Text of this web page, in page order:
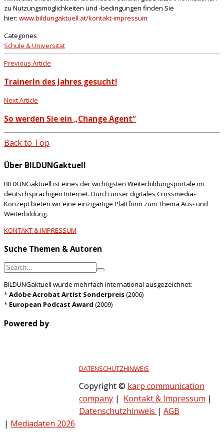
zu Nutzungsmöglichkeiten und -bedingungen finden Sie
hier: www.bildungaktuell.at/kontakt-impressum
Categories
Schule & Universität
Previous Article
TrainerIn des Jahres gesucht!
Next Article
So werden Sie ein „Change Agent“
Back to Top
Über BILDUNGaktuell
BILDUNGaktuell ist eines der wichtigsten Weiterbildungsportale im
deutschsprachigen Internet. Durch unser digitales Crossmedia-
Konzept bieten wir eine einzigartige Plattform zum Thema Aus- und
Weiterbildung.
KONTAKT & IMPRESSUM
Suche Themen & Autoren
BILDUNGaktuell wurde mehrfach international ausgezeichnet:
*Adobe Acrobat Artist Sonderpreis(2006)
* European Podcast Award (2009)
Powered by
DATENSCHUTZHINWEIS
Copyright © karp communication
company | Kontakt & Impressum |
Datenschutzhinweis | AGB
| Mediadaten 2026